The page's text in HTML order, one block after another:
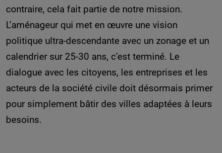
contraire, cela fait partie de notre mission.
L’aménageur qui met en œuvre une vision
politique ultra-descendante avec un zonage et un
calendrier sur 25-30 ans, c’est terminé. Le
dialogue avec les citoyens, les entreprises et les
acteurs de la société civile doit désormais primer
pour simplement bâtir des villes adaptées à leurs
besoins.